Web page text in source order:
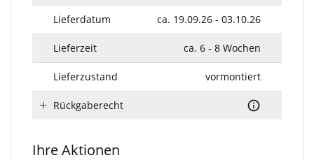
Lieferdatum ca. 19.09.26 - 03.10.26
Lieferzeit ca. 6 - 8 Wochen
Lieferzustand vormontiert
Rückgaberecht
Ihre Aktionen